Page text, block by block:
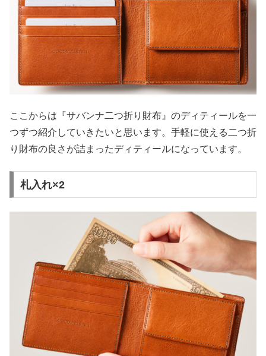
ここからは『サバンナ二つ折り財布』のディティールを一
つずつ紹介していきたいと思います。手軽に使える二つ折
り財布の良さが詰まったディティールになっています。
札入れ×2